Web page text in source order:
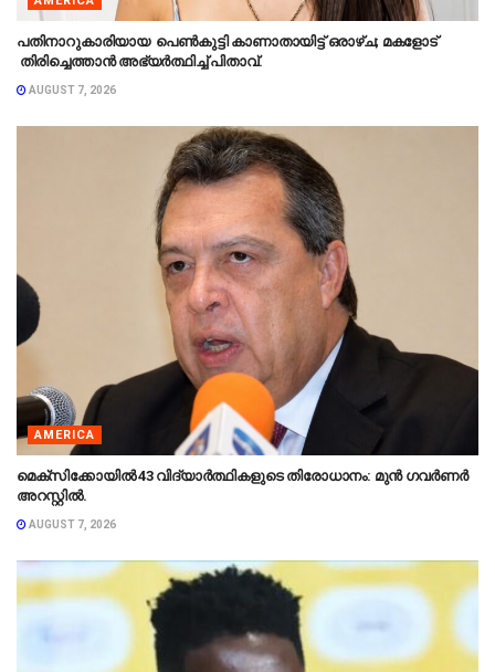
പതിനാറുകാരിയായ പെൺകുട്ടി കാണാതായിട്ട് ഒരാഴ്ച; മകളോട്
തിരിച്ചെത്താൻ അഭ്യർത്ഥിച്ച് പിതാവ്.
AUGUST 7, 2026
AMERICA
മെക്‌സിക്കോയിൽ 43 വിദ്യാർത്ഥികളുടെ തിരോധാനം: മുൻ ഗവർണർ
അറസ്റ്റിൽ.
AUGUST 7, 2026